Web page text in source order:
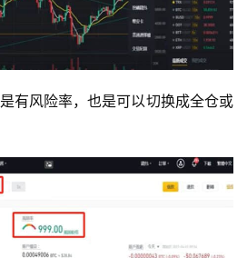
有风险率，也是可以切换成全仓或